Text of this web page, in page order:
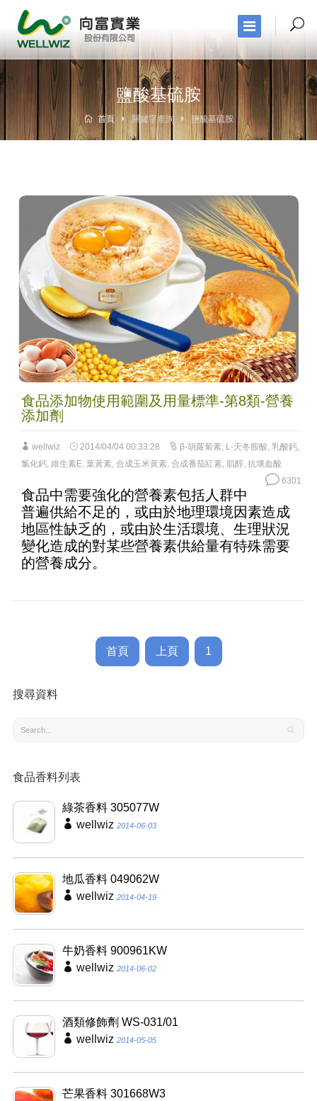
鹽酸基硫胺
首頁 關鍵字查詢 鹽酸基硫胺
食品添加物使用範圍及用量標準-第8類-營養
添加劑
wellwiz 2014/04/04 00:33:28 β-胡蘿蔔素, L-天冬胺酸, 乳酸鈣,
氯化鈣, 維生素E, 葉黃素, 合成玉米黃素, 合成番茄紅素, 肌醇, 抗壞血酸
6301
食品中需要強化的營養素包括人群中
普遍供給不足的，或由於地理環境因素造成
地區性缺乏的，或由於生活環境、生理狀況
變化造成的對某些營養素供給量有特殊需要
的營養成分。
首頁 上頁 1
搜尋資料
食品香料列表
綠茶香料 305077W
wellwiz 2014-06-03
地瓜香料 049062W
wellwiz 2014-04-19
牛奶香料 900961KW
wellwiz 2014-06-02
酒類修飾劑 WS-031/01
wellwiz 2014-05-05
芒果香料 301668W3